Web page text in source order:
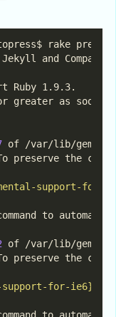
and
of /var/lib/gems/
support-
of /var/lib/gems/
support-for-ie6}